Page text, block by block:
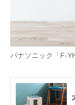
企業向けIT製品の
IT製品の技術・比
モノづくり技術
パナソニック「F-